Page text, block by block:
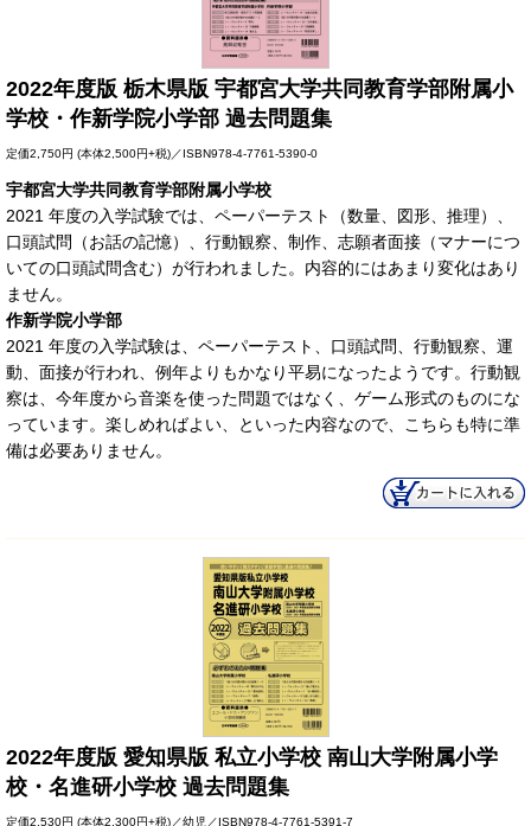
2022年度版 栃木県版 宇都宮大学共同教育学部附属小
学校・作新学院小学部 過去問題集
定価2,750円 (本体2,500円+税)／ISBN978-4-7761-5390-0
宇都宮大学共同教育学部附属小学校
2021 年度の入学試験では、ペーパーテスト（数量、図形、推理）、
口頭試問（お話の記憶）、行動観察、制作、志願者面接（マナーにつ
いての口頭試問含む）が行われました。内容的にはあまり変化はあり
ません。
作新学院小学部
2021 年度の入学試験は、ペーパーテスト、口頭試問、行動観察、運
動、面接が行われ、例年よりもかなり平易になったようです。行動観
察は、今年度から音楽を使った問題ではなく、ゲーム形式のものにな
っています。楽しめればよい、といった内容なので、こちらも特に準
備は必要ありません。
2022年度版 愛知県版 私立小学校 南山大学附属小学
校・名進研小学校 過去問題集
定価2,530円 (本体2,300円+税)／幼児／ISBN978-4-7761-5391-7